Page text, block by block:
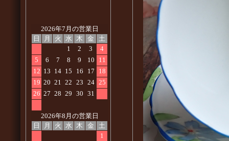
2026年7月の営業日
日
月 火 水 木 金
土
1
2 3
4
5
6 7 8 9 10
11
12 13 14 15 16 17
18
19 20 21 22 23 24 25
26 27 28 29 30 31
2026年8月の営業日
日
月 火 水 木 金
土
1